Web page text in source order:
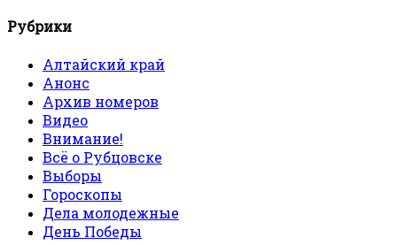
Рубрики
Алтайский край
Анонс
Архив номеров
Видео
Внимание!
Всё о Рубцовске
Выборы
Гороскопы
Дела молодежные
День Победы